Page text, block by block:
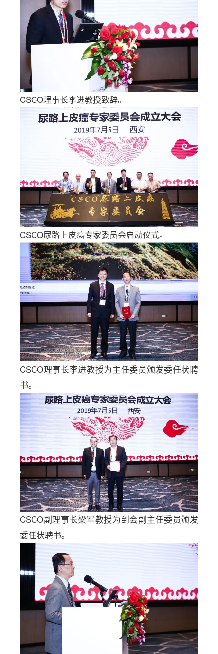
CSCO理事长李进教授致辞。
CSCO尿路上皮癌专家委员会启动仪式。
CSCO理事长李进教授为主任委员颁发委任状聘
书。
CSCO副理事长梁军教授为到会副主任委员颁发
委任状聘书。